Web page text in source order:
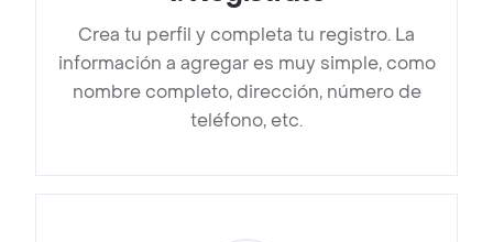
Crea tu perfil y completa tu registro. La
información a agregar es muy simple, como
nombre completo, dirección, número de
teléfono, etc.